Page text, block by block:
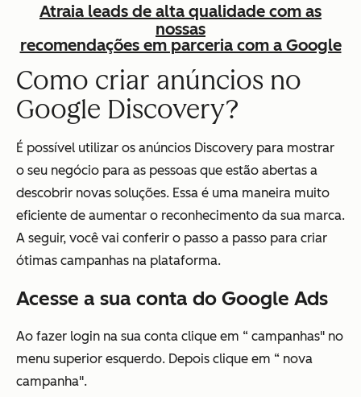
Atraia leads de alta qualidade com as
nossas
recomendações em parceria com a Google
Como criar anúncios no
Google Discovery?
É possível utilizar os anúncios Discovery para mostrar
o seu negócio para as pessoas que estão abertas a
descobrir novas soluções. Essa é uma maneira muito
eficiente de aumentar o reconhecimento da sua marca.
A seguir, você vai conferir o passo a passo para criar
ótimas campanhas na plataforma.
Acesse a sua conta do Google Ads
Ao fazer login na sua conta clique em “ campanhas" no
menu superior esquerdo. Depois clique em “ nova
campanha".